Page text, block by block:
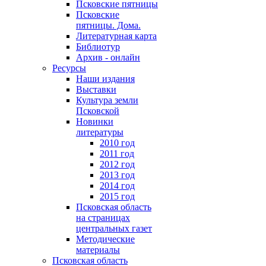
Псковские пятницы
Псковские
пятницы. Дома.
Литературная карта
Библиотур
Архив - онлайн
Ресурсы
Наши издания
Выставки
Культура земли
Псковской
Новинки
литературы
2010 год
2011 год
2012 год
2013 год
2014 год
2015 год
Псковская область
на страницах
центральных газет
Методические
материалы
Псковская область